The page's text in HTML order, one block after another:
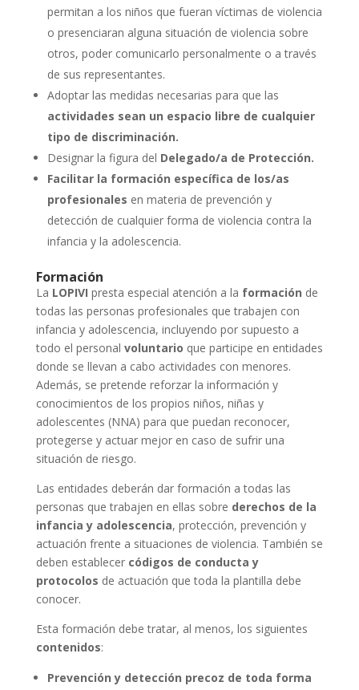
permitan a los niños que fueran víctimas de violencia
o presenciaran alguna situación de violencia sobre
otros, poder comunicarlo personalmente o a través
de sus representantes.
Adoptar las medidas necesarias para que las
actividades sean un espacio libre de cualquier
tipo de discriminación.
Designar la figura del Delegado/a de Protección.
Facilitar la formación específica de los/as
profesionales en materia de prevención y
detección de cualquier forma de violencia contra la
infancia y la adolescencia.
Formación
La LOPIVI presta especial atención a la formación de
todas las personas profesionales que trabajen con
infancia y adolescencia, incluyendo por supuesto a
todo el personal voluntario que participe en entidades
donde se llevan a cabo actividades con menores.
Además, se pretende reforzar la información y
conocimientos de los propios niños, niñas y
adolescentes (NNA) para que puedan reconocer,
protegerse y actuar mejor en caso de sufrir una
situación de riesgo.
Las entidades deberán dar formación a todas las
personas que trabajen en ellas sobre derechos de la
infancia y adolescencia, protección, prevención y
actuación frente a situaciones de violencia. También se
deben establecer códigos de conducta y
protocolos de actuación que toda la plantilla debe
conocer.
Esta formación debe tratar, al menos, los siguientes
contenidos:
Prevención y detección precoz de toda forma